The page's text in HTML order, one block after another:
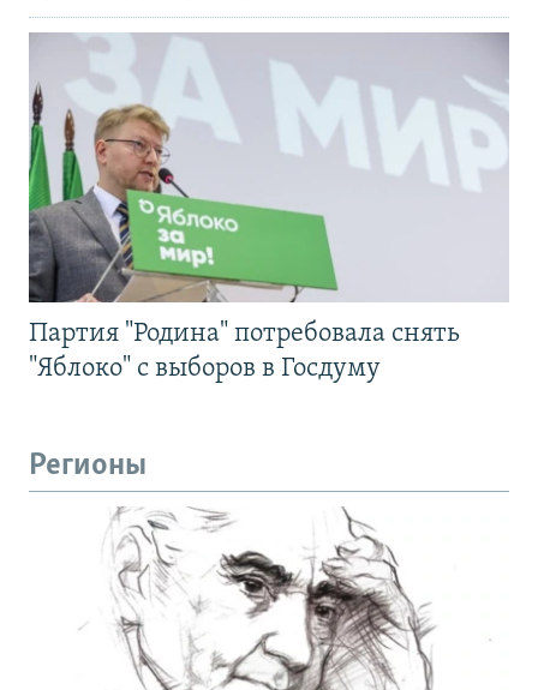
Партия "Родина" потребовала снять
"Яблоко" с выборов в Госдуму
Регионы